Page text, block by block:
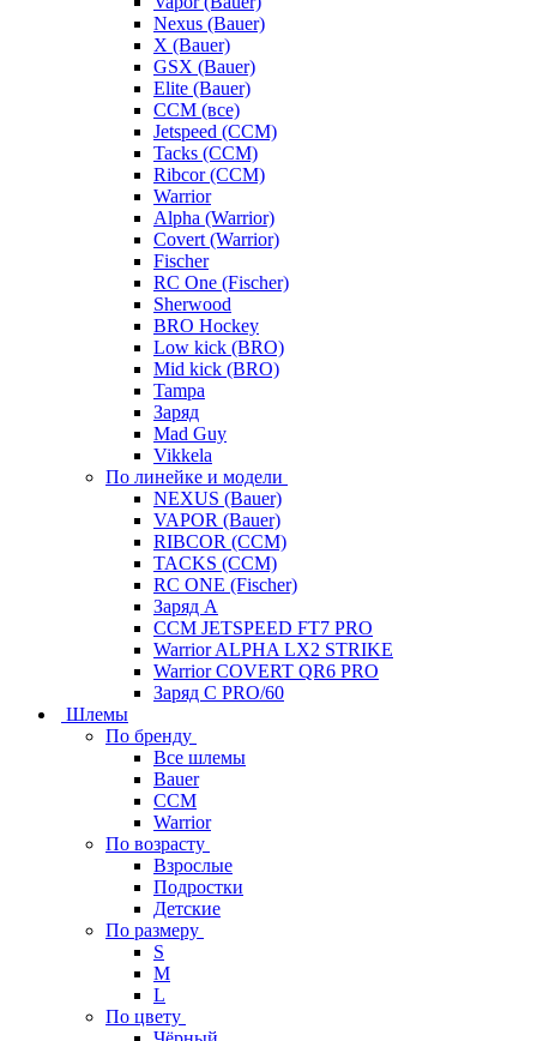
Nexus (Bauer)
X (Bauer)
GSX (Bauer)
Elite (Bauer)
CCM (все)
Jetspeed (CCM)
Tacks (CCM)
Ribcor (CCM)
Warrior
Alpha (Warrior)
Covert (Warrior)
Fischer
RC One (Fischer)
Sherwood
BRO Hockey
Low kick (BRO)
Mid kick (BRO)
Tampa
Заряд
Mad Guy
Vikkela
По линейке и модели
NEXUS (Bauer)
VAPOR (Bauer)
RIBCOR (CCM)
TACKS (CCM)
RC ONE (Fischer)
Заряд А
CCM JETSPEED FT7 PRO
Warrior ALPHA LX2 STRIKE
Warrior COVERT QR6 PRO
Заряд С PRO/60
Шлемы
По бренду
Все шлемы
Bauer
CCM
Warrior
По возрасту
Взрослые
Подростки
Детские
По размеру
S
M
L
По цвету